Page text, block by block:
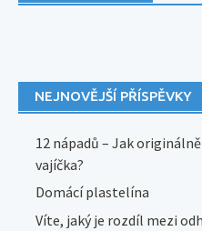
NEJNOVĚJŠÍ PŘÍSPĚVKY
12 nápadů – Jak
vajíčka?
Domácí plastelína
Víte, jaký je rozdíl mezi